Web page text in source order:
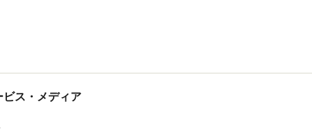
ス・メディア